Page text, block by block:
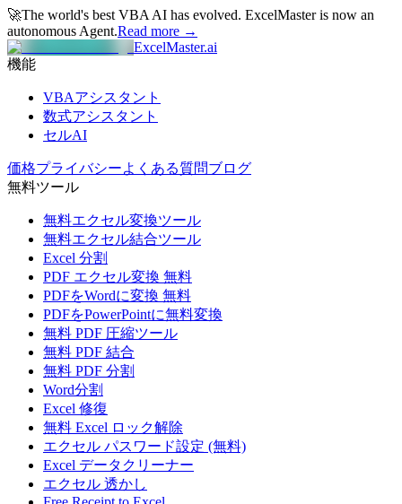
🚀The world's best VBA AI has evolved. ExcelMaster is now an
autonomous Agent.Read more →
ExcelMaster.ai
機能
VBAアシスタント
数式アシスタント
セルAI
価格プライバシーよくある質問ブログ
無料ツール
無料エクセル変換ツール
無料エクセル結合ツール
Excel 分割
PDF エクセル変換 無料
PDFをWordに変換 無料
PDFをPowerPointに無料変換
無料 PDF 圧縮ツール
無料 PDF 結合
無料 PDF 分割
Word分割
Excel 修復
無料 Excel ロック解除
エクセル パスワード設定 (無料)
Excel データクリーナー
エクセル 透かし